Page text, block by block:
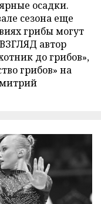
осадки.
сезона еще
грибы могут
автор
до грибов»,
грибов» на